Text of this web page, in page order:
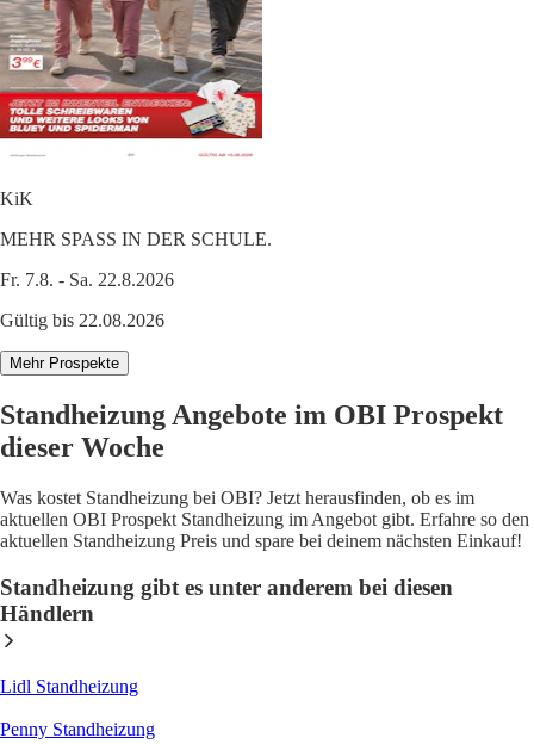
KiK
MEHR SPASS IN DER SCHULE.
Fr. 7.8. - Sa. 22.8.2026
Gültig bis 22.08.2026
Mehr Prospekte
Standheizung Angebote im OBI Prospekt
dieser Woche
Was kostet Standheizung bei OBI? Jetzt herausfinden, ob es im
aktuellen OBI Prospekt Standheizung im Angebot gibt. Erfahre so den
aktuellen Standheizung Preis und spare bei deinem nächsten Einkauf!
Standheizung gibt es unter anderem bei diesen
Händlern
Lidl Standheizung
Penny Standheizung